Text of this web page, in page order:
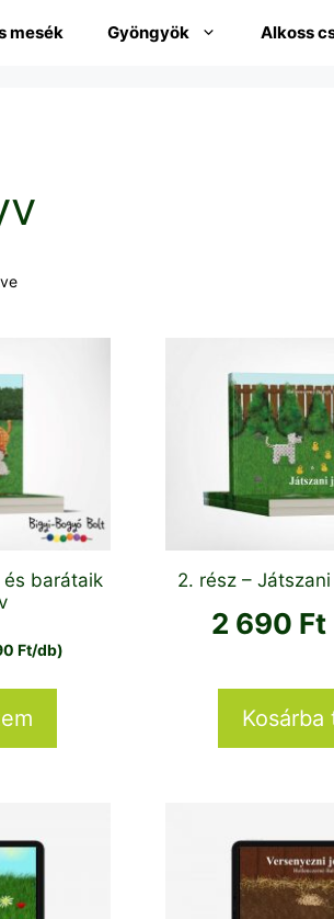
mesék Gyöngyök Alkoss
és barátaik
Ft/db)
2. rész –
2 690 Ft
Kosárba